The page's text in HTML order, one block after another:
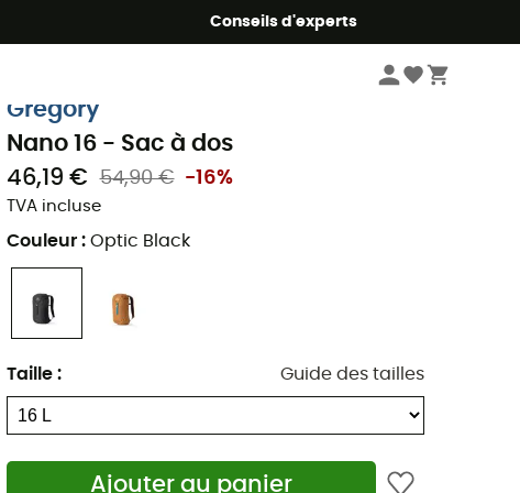
Conseils d'experts
Gregory
Nano 16 - Sac à dos
46,19 €
54,90 € -16%
TVA incluse
Couleur : Optic Black
Taille : Guide des tailles
Ajouter au panier